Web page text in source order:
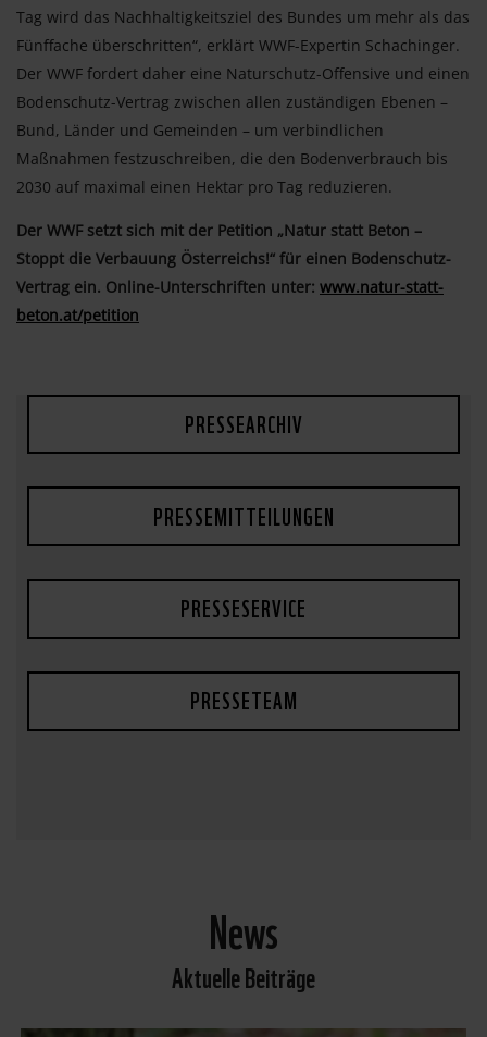
Tag wird das Nachhaltigkeitsziel des Bundes um mehr als das
Fünffache überschritten“, erklärt WWF-Expertin Schachinger.
Der WWF fordert daher eine Naturschutz-Offensive und einen
Bodenschutz-Vertrag zwischen allen zuständigen Ebenen –
Bund, Länder und Gemeinden – um verbindlichen
Maßnahmen festzuschreiben, die den Bodenverbrauch bis
2030 auf maximal einen Hektar pro Tag reduzieren.
Der WWF setzt sich mit der Petition „Natur statt Beton –
Stoppt die Verbauung Österreichs!“ für einen Bodenschutz-
Vertrag ein. Online-Unterschriften unter: www.natur-statt-
beton.at/petition
PRESSEARCHIV
PRESSEMITTEILUNGEN
PRESSESERVICE
PRESSETEAM
News
Aktuelle Beiträge